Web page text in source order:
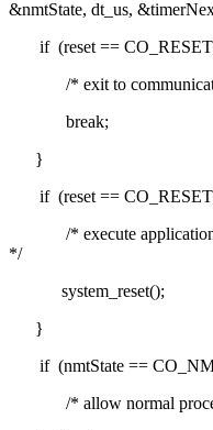
&nmtState, dt_us,
if(reset ==
/* exit to
break;
}
if(reset ==
/* execute
*/
system_reset();
}
if(nmtState ==
/* allow normal